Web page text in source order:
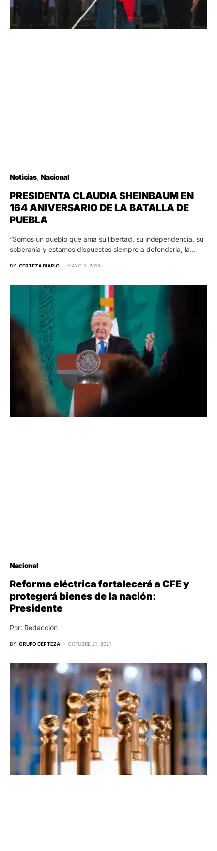
Noticias Nacional
PRESIDENTA CLAUDIA SHEINBAUM EN
164 ANIVERSARIO DE LA BATALLA DE
PUEBLA
“Somos un pueblo que ama su libertad, su independencia, su
soberanía y estamos dispuestos siempre a defenderla, la…
BY CERTEZA DIARIO MAYO 5, 2026
Nacional
Reforma eléctrica fortalecerá a CFE y
protegerá bienes de la nación:
Presidente
Por: Redacción
BY GRUPO CERTEZA OCTUBRE 21, 2021